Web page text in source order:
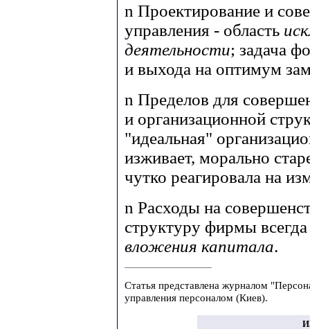
n Проектирование и
управления - область
деятельности; задача
и выхода на оптимум
n Пределов для
и организационной
"идеальная"
изживает, морально
чутко реагировала на
n Расходы на
структуру фирмы
вложения капитала.
Статья представлена журналом
управления персоналом (Киев).